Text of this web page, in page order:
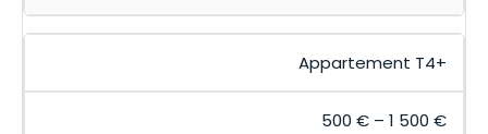
Appartement T4+
500 € – 1 500 €